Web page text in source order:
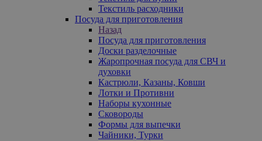
Текстиль расходники
Посуда для приготовления
Назад
Посуда для приготовления
Доски разделочные
Жаропрочная посуда для СВЧ и
духовки
Кастрюли, Казаны, Ковши
Лотки и Противни
Наборы кухонные
Сковороды
Формы для выпечки
Чайники, Турки